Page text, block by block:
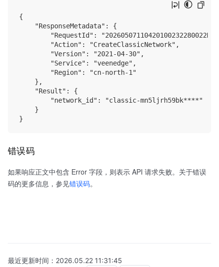
{
    "ResponseMetadata": {
"RequestId":
        "Action": "CreateClassicNetwork",
        "Version": "2021-04-30",
        "Service": "veenedge",
        "Region": "cn-north-1"
    },
    "Result": {
        "network_id": "classic-mn5ljrh59bk****"
    }
错误码
如果响应正文中包含 Error 字段，则表示 API 请求失败。关于错误
码的更多信息，参见错误码。
最近更新时间： 2026.05.22 11:31:45